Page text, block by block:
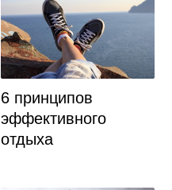
6 принципов
эффективного
отдыха